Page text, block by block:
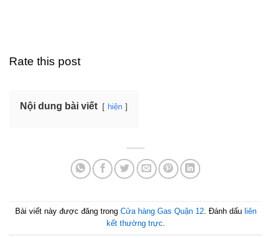
Rate this post
Nội dung bài viết hiện
Bài viết này được đăng trong Cửa hàng Gas Quận 12. Đánh dấu liên
kết thường trực.